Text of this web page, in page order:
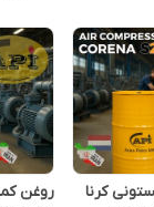
کرنا
روغن